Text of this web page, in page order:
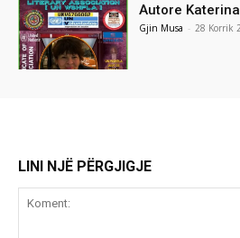
Autore
Gjin Musa - 28 Korrik
LINI NJË PËRGJIGJE